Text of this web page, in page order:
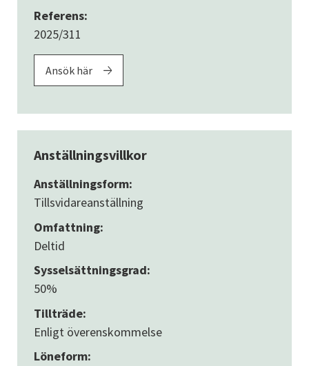
Referens:
2025/311
Ansök här
Anställningsvillkor
Anställningsform:
Tillsvidareanställning
Omfattning:
Deltid
Sysselsättningsgrad:
50%
Tillträde:
Enligt överenskommelse
Löneform: